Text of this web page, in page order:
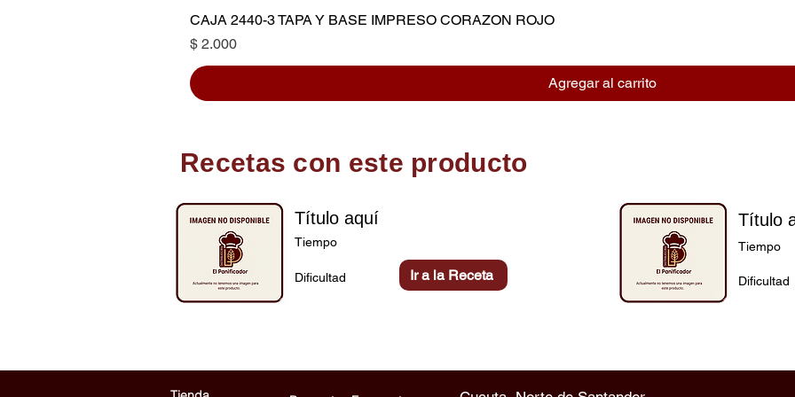
CAJA 2440-3 TAPA Y BASE IMPRESO CORAZON ROJO
Precio
$ 2.000
Agregar al carrito
Recetas con este producto
Título aquí
Tiempo
Ir a la Receta
Dificultad
Título
Tiempo
Dificultad